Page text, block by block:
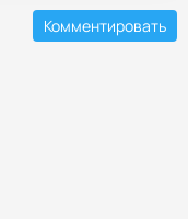
Комментировать